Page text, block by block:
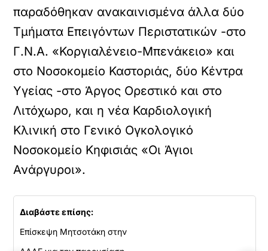
παραδόθηκαν ανακαινισμένα άλλα δύο
Τμήματα Επειγόντων Περιστατικών -στο
Γ.Ν.Α. «Κοργιαλένειο-Μπενάκειο» και
στο Νοσοκομείο Καστοριάς, δύο Κέντρα
Υγείας -στο Άργος Ορεστικό και στο
Λιτόχωρο, και η νέα Καρδιολογική
Κλινική στο Γενικό Ογκολογικό
Νοσοκομείο Κηφισιάς «Οι Άγιοι
Ανάργυροι».
Διαβάστε επίσης:
Επίσκεψη Μητσοτάκη στην